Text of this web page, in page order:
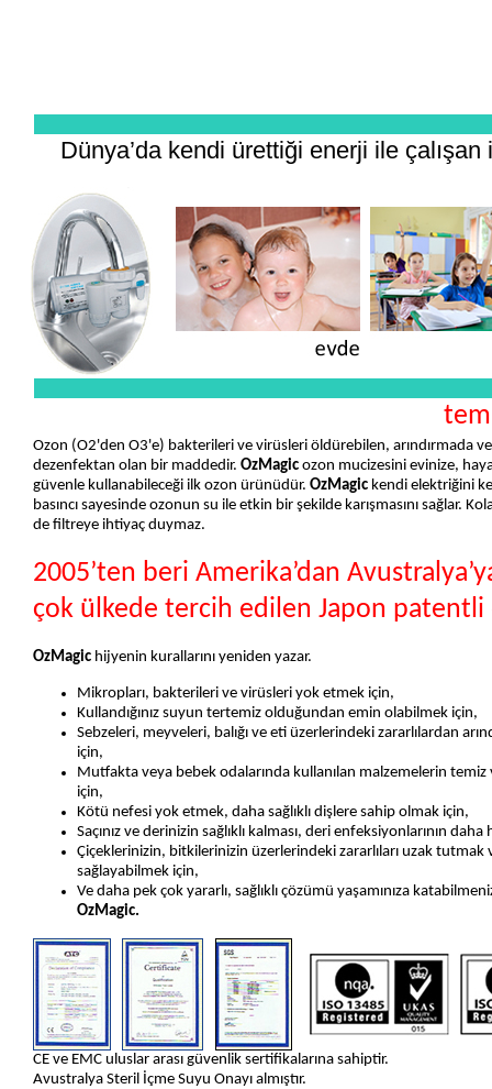
Dünya’da kendi ürettiği enerji ile
Ozon (O2'den O3'e) bakterileri ve virüsleri öldürebilen, arındırmada
dezenfektan olan bir maddedir. OzMagic ozon mucizesini evinize,
güvenle kullanabileceği ilk ozon ürünüdür. OzMagic kendi elektriğini
basıncı sayesinde ozonun su ile etkin bir şekilde karışmasını sağlar.
de filtreye ihtiyaç duymaz.
2005’ten beri Amerika’dan
çok ülkede tercih edilen Japon
OzMagic hijyenin kurallarını yeniden yazar.
Mikropları, bakterileri ve virüsleri yok etmek için,
Kullandığınız suyun tertemiz olduğundan emin olabilmek için,
Sebzeleri, meyveleri, balığı ve eti üzerlerindeki zararlılardan
için,
Mutfakta veya bebek odalarında kullanılan malzemelerin temiz
için,
Kötü nefesi yok etmek, daha sağlıklı dişlere sahip olmak için,
Saçınız ve derinizin sağlıklı kalması, deri enfeksiyonlarının daha
Çiçeklerinizin, bitkilerinizin üzerlerindeki zararlıları uzak tutmak
sağlayabilmek için,
Ve daha pek çok yararlı, sağlıklı çözümü yaşamınıza
OzMagic.
CE ve EMC uluslar arası güvenlik sertifikalarına sahiptir.
Avustralya Steril İçme Suyu Onayı almıştır.